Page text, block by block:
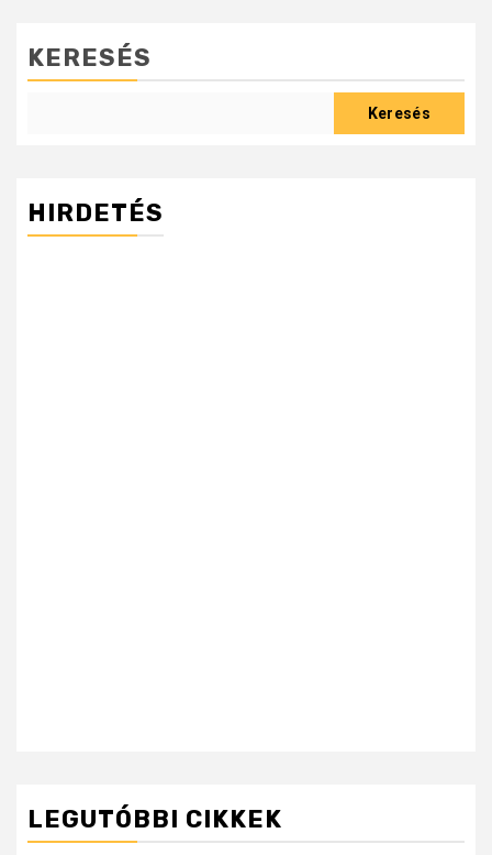
KERESÉS
Keresés
HIRDETÉS
LEGUTÓBBI CIKKEK